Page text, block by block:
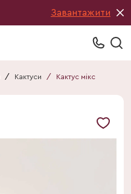
Завантажити
/ Кактуси / Кактус мікс